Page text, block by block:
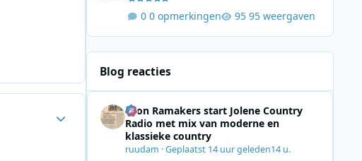
Author stats
0 opmerkingen 95 weergaven
Blog reacties
Leon Ramakers start Jolene Country
Radio met mix van moderne en
klassieke country
ruudam ·Geplaatst 14 uur geleden14 u.